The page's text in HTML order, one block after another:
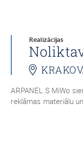
Realizācijas
ARPANEL S MiWo
reklāmas materiālu